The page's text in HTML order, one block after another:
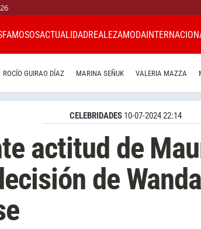
FAMOSOSACTUALIDADREALEZAMODA
ROCÍO GUIRAO DÍAZ MARINA SEÑUK VALERIA MAZZA
CELEBRIDADES 10-07-2024 22:14
actitud de
de